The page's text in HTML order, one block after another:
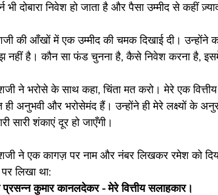
भी दोबारा निवेश हो जाता है और पैसा उम्मीद से कहीं
की आँखों में एक उम्मीद की चमक दिखाई दी। उन्होंने
नहीं है। कौन सा फंड चुनना है, कैसे निवेश करना है,
ने भरोसे के साथ कहा, चिंता मत करो। मेरे एक
ही अनुभवी और भरोसेमंद हैं। उन्होंने ही मेरे लक्ष्यों के
सारी शंकाएं दूर हो जाएँगी।
ने एक कागज़ पर नाम और नंबर लिखकर रमेश को
लिखा था:
प्रसन्न कुमार कानलदेकर - मेरे वित्तीय सलाहकार।